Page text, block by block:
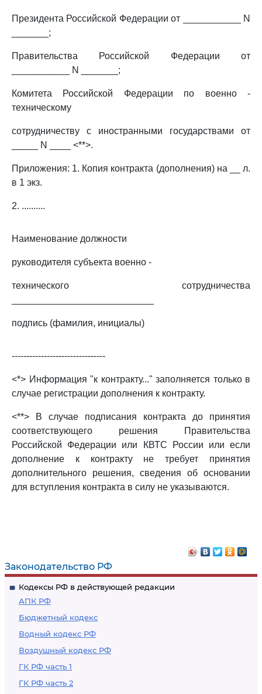
Законодательство РФ
Кодексы РФ в действующей редакции
АПК РФ
Бюджетный кодекс
Водный кодекс РФ
Воздушный кодекс РФ
ГК РФ часть 1
ГК РФ часть 2
Президента Российской Федерации от ___________ N
_______;
Правительства Российской Федерации от
___________ N _______;
Комитета Российской Федерации по военно -
техническому
сотрудничеству с иностранными государствами от
_____ N ____ <**>.
Приложения: 1. Копия контракта (дополнения) на __ л.
в 1 экз.
2. ..........
Наименование должности
руководителя субъекта военно -
технического сотрудничества
подпись (фамилия, инициалы)
--------------------------------
<*> Информация "к контракту..." заполняется только в
случае регистрации дополнения к контракту.
<**> В случае подписания контракта до принятия
соответствующего решения Правительства
Российской Федерации или КВТС России или если
дополнение к контракту не требует принятия
дополнительного решения, сведения об основании
для вступления контракта в силу не указываются.